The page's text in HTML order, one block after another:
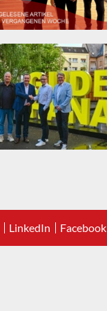
LinkedIn Facebook